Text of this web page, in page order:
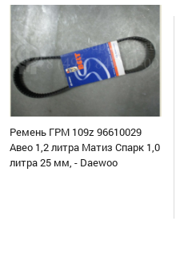
Ремень ГРМ 109z 96610029
Авео 1,2 литра Матиз Спарк 1,0
литра 25 мм, - Daewoo